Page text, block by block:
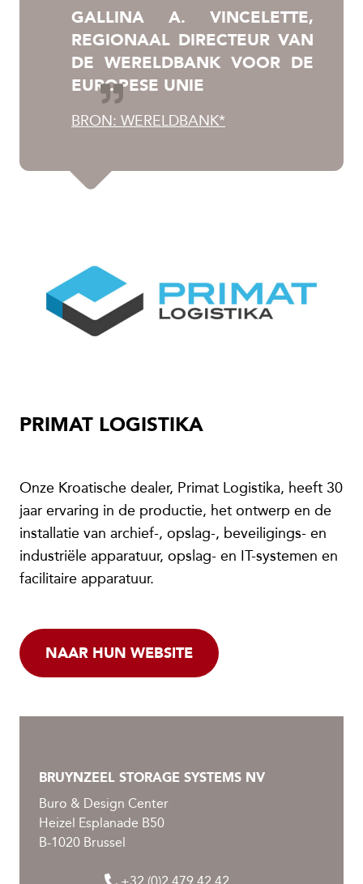
GALLINA A. VINCELETTE,
REGIONAAL DIRECTEUR VAN
DE WERELDBANK VOOR DE
EUROPESE UNIE
BRON: WERELDBANK*
PRIMAT LOGISTIKA
Onze Kroatische dealer, Primat Logistika, heeft 30
jaar ervaring in de productie, het ontwerp en de
installatie van archief-, opslag-, beveiligings- en
industriële apparatuur, opslag- en IT-systemen en
facilitaire apparatuur.
NAAR HUN WEBSITE
BRUYNZEEL STORAGE SYSTEMS NV
Buro & Design Center
Heizel Esplanade B50
B-1020 Brussel